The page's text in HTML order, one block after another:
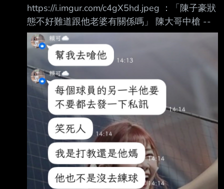
https://i.imgur.com/c4gX5hd.jpeg ：「陳子豪狀
態不好難道跟他老婆有關係嗎」 陳大哥中槍 --